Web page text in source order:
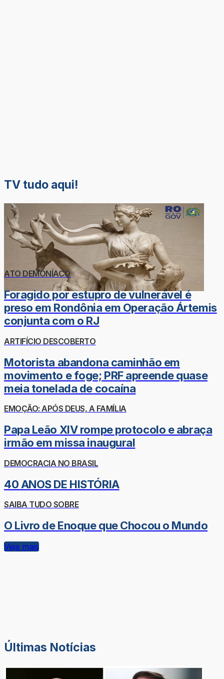
TV tudo aqui!
ATO DEMONÍACO
Foragido por estupro de vulnerável é
preso em Rondônia em Operação Ártemis
conjunta com o RJ
ARTIFÍCIO DESCOBERTO
Motorista abandona caminhão em
movimento e foge; PRF apreende quase
meia tonelada de cocaína
EMOÇÃO: APÓS DEUS, A FAMÍLIA
Papa Leão XIV rompe protocolo e abraça
irmão em missa inaugural
DEMOCRACIA NO BRASIL
40 ANOS DE HISTÓRIA
SAIBA TUDO SOBRE
O Livro de Enoque que Chocou o Mundo
Veja mais
Últimas Notícias